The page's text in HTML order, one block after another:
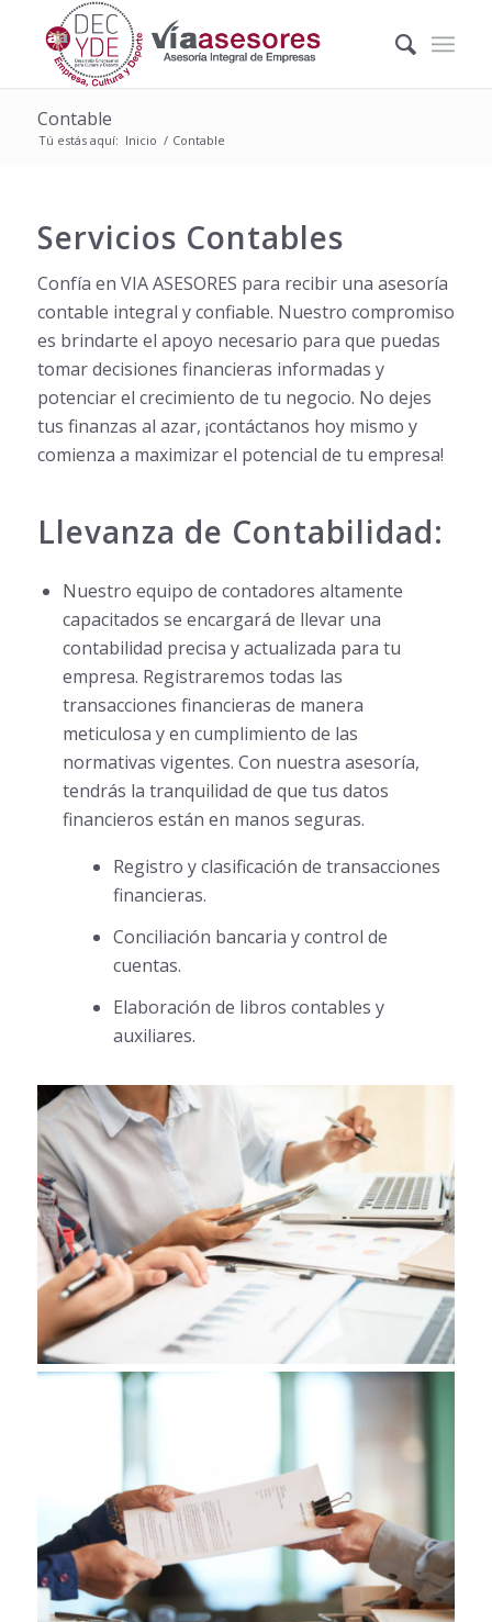
Contable
Tú estás aquí: Inicio / Contable
Servicios Contables
Confía en VIA ASESORES para recibir una asesoría
contable integral y confiable. Nuestro compromiso
es brindarte el apoyo necesario para que puedas
tomar decisiones financieras informadas y
potenciar el crecimiento de tu negocio. No dejes
tus finanzas al azar, ¡contáctanos hoy mismo y
comienza a maximizar el potencial de tu empresa!
Llevanza de Contabilidad:
Nuestro equipo de contadores altamente
capacitados se encargará de llevar una
contabilidad precisa y actualizada para tu
empresa. Registraremos todas las
transacciones financieras de manera
meticulosa y en cumplimiento de las
normativas vigentes. Con nuestra asesoría,
tendrás la tranquilidad de que tus datos
financieros están en manos seguras.
Registro y clasificación de transacciones
financieras.
Conciliación bancaria y control de
cuentas.
Elaboración de libros contables y
auxiliares.